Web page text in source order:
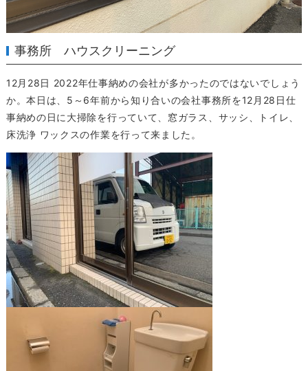
事務所 ハウスクリーニング
12月28日 2022年仕事納めの会社が多かったのではないでしょう
か。本日は、5～6年前から知り合いの会社事務所を12月28日仕
事納めの日に大掃除を行っていて、窓ガラス、サッシ、トイレ、
床洗浄 ワックスの作業を行って来ました。